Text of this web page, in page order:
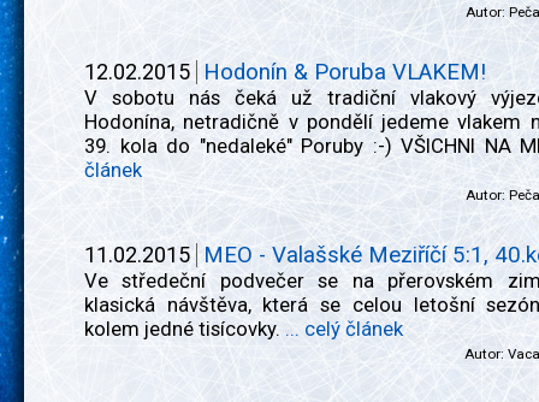
Autor: Peča
12.02.2015 Hodonín & Poruba VLAKEM!
V sobotu nás čeká už tradiční vlakový
Hodonína, netradičně v pondělí jedeme vlakem
39. kola do "nedaleké" Poruby :-) VŠICHNI NA
článek
Autor: Peča
11.02.2015 MEO - Valašské Meziříčí 5:1,
Ve středeční podvečer se na přerovském
klasická návštěva, která se celou letošní
kolem jedné tisícovky. ... celý článek
Autor: Vaca